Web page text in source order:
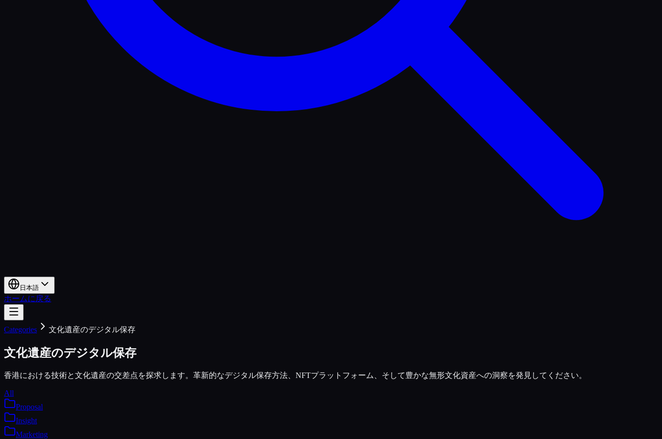
日本語
ホームに戻る
Categories 文化遺産のデジタル保存
文化遺産のデジタル保存
香港における技術と文化遺産の交差点を探求します。革新的なデジタル保存方法、NFTプラットフォーム、そして豊かな無形文化資産への洞察を発見してください。
All
Proposal
Insight
Marketing